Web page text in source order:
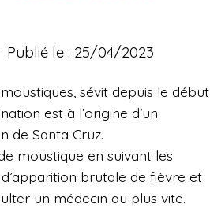
Publié le : 25/04/2023
sévit depuis le début
est à l’origine d’un
de Santa Cruz.
moustique en suivant les
d’apparition brutale de fièvre et
un médecin au plus vite.